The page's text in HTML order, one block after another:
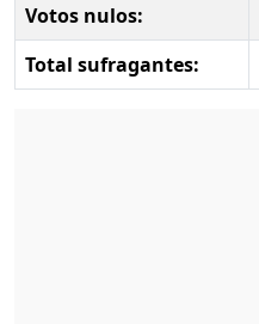
Votos nulos:
Total sufragantes: